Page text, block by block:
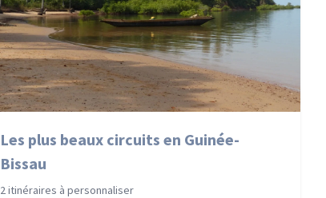
Les plus beaux circuits en Guinée-
Bissau
2 itinéraires à personnaliser